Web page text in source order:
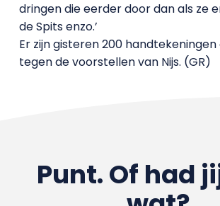
dringen die eerder door dan als ze
de Spits enzo.’
Er zijn gisteren 200
tegen de voorstellen van Nijs. (GR)
Punt. Of had